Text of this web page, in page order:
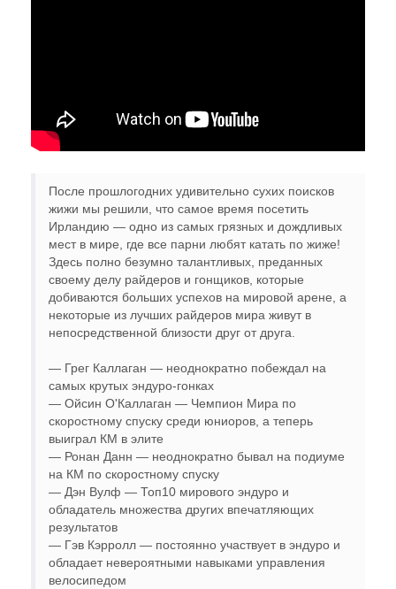
После прошлогодних удивительно сухих поисков
жижи мы решили, что самое время посетить
Ирландию — одно из самых грязных и дождливых
мест в мире, где все парни любят катать по жиже!
Здесь полно безумно талантливых, преданных
своему делу райдеров и гонщиков, которые
добиваются больших успехов на мировой арене, а
некоторые из лучших райдеров мира живут в
непосредственной близости друг от друга.
— Грег Каллаган — неоднократно побеждал на
самых крутых эндуро-гонках
— Ойсин О'Каллаган — Чемпион Мира по
скоростному спуску среди юниоров, а теперь
выиграл КМ в элите
— Ронан Данн — неоднократно бывал на подиуме
на КМ по скоростному спуску
— Дэн Вулф — Топ10 мирового эндуро и
обладатель множества других впечатляющих
результатов
— Гэв Кэрролл — постоянно участвует в эндуро и
обладает невероятными навыками управления
велосипедом